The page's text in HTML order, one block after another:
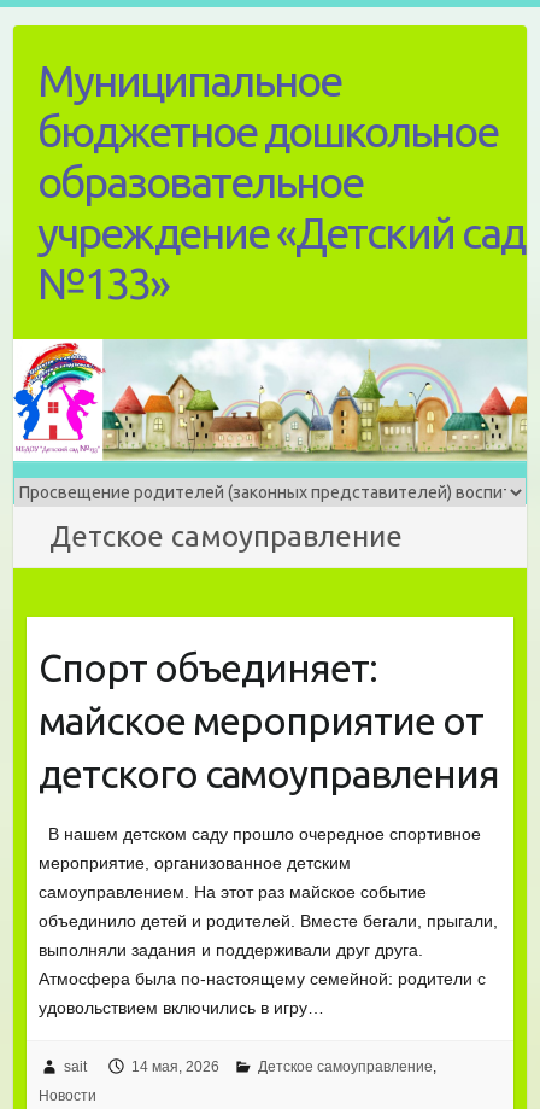
contentМуниципальное
бюджетное дошкольное
образовательное
учреждение «Детский сад
№133»
Детское самоуправление
Спорт объединяет:
майское мероприятие от
детского самоуправления
В нашем детском саду прошло очередное спортивное
мероприятие, организованное детским
самоуправлением. На этот раз майское событие
объединило детей и родителей. Вместе бегали, прыгали,
выполняли задания и поддерживали друг друга.
Атмосфера была по-настоящему семейной: родители с
удовольствием включились в игру…
sait 14 мая, 2026 Детское самоуправление
Новости